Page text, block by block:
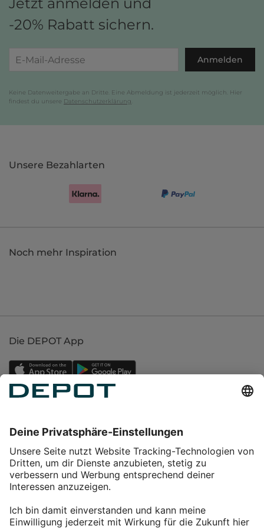
-20% Rabatt sichern.
Anmelden
Keine Datenweitergabe an Dritte. Eine Abmeldung ist jederzeit möglich. Hier
findest du unsere Datenschutzerklärung
Unsere Bezahlarten
Noch mehr Inspiration
Die DEPOT App
Service
Über DEPOT
Kontakt